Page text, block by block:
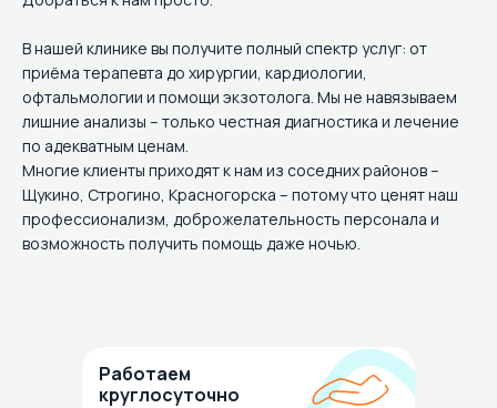
В нашей клинике вы получите полный спектр услуг: от
приёма терапевта до хирургии, кардиологии,
офтальмологии и помощи экзотолога. Мы не навязываем
лишние анализы – только честная диагностика и лечение
по адекватным ценам.
Многие клиенты приходят к нам из соседних районов –
Щукино, Строгино, Красногорска – потому что ценят наш
профессионализм, доброжелательность персонала и
возможность получить помощь даже ночью.
Работаем
круглосуточно